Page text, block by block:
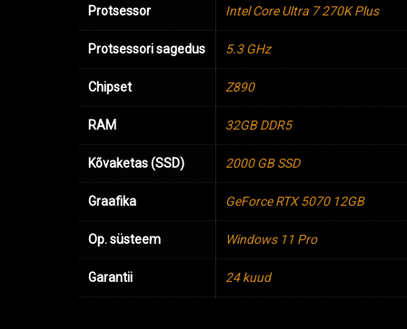
Protsessor Intel Core Ultra 7 270K Plus
Protsessori sagedus 5.3 GHz
Chipset Z890
RAM 32GB DDR5
Kõvaketas (SSD) 2000 GB SSD
Graafika GeForce RTX 5070 12GB
Op. süsteem Windows 11 Pro
Garantii 24 kuud